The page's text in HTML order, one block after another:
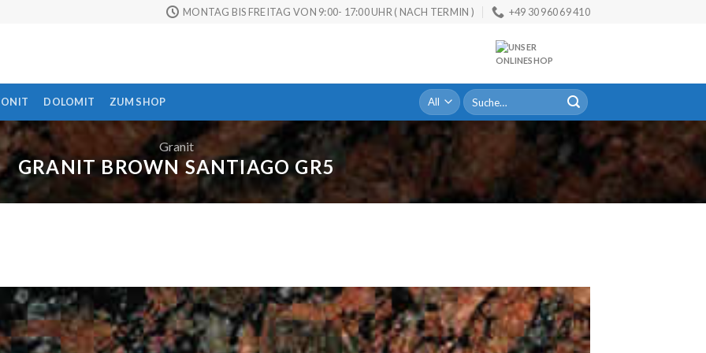
MONTAG BIS FREITAG VON 9:00- 17:00 UHR ( NACH TERMIN ) +49 30 960 69 410
DOLOMIT ZUM SHOP
Suche
nach:
Granit
GRANIT BROWN SANTIAGO GR5